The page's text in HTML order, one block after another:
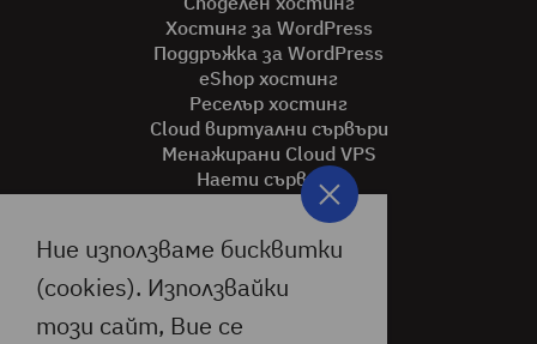
Хостинг за WordPress
Поддръжка за WordPress
eShop хостинг
Реселър хостинг
Cloud виртуални сървъри
Менажирани Cloud VPS
Наети сървъри
SSL сертификати
.BG домейни
.EU домейни
LiteSpeed сървър
За Jump.bg
Ние използваме бисквитки
(cookies). Използвайки
този сайт, Вие се